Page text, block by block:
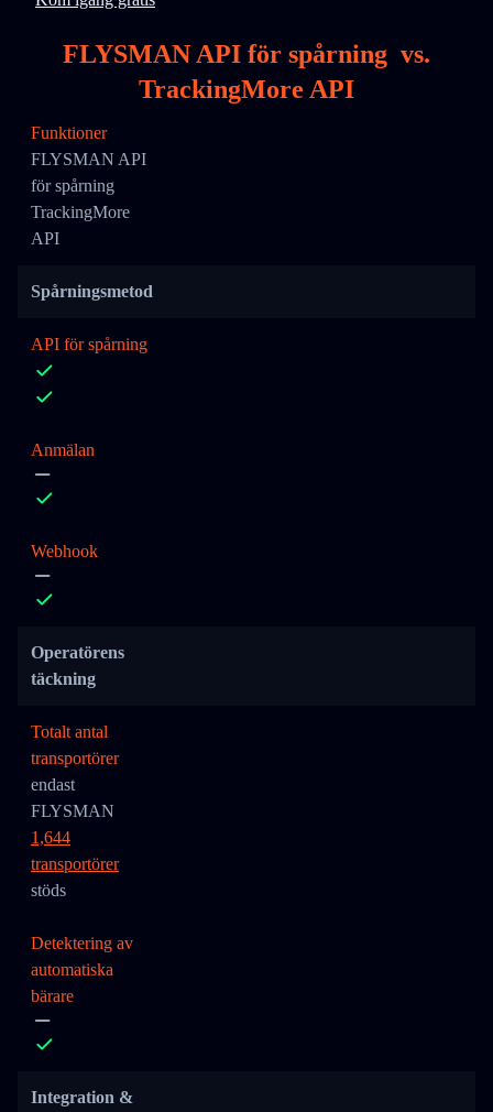
FLYSMAN API för spårning vs.
TrackingMore API
Funktioner
FLYSMAN API
för spårning
TrackingMore
API
Spårningsmetod
API för spårning
Anmälan
Webhook
Operatörens
täckning
Totalt antal
transportörer
endast
FLYSMAN
1,644
transportörer
stöds
Detektering av
automatiska
bärare
Integration &